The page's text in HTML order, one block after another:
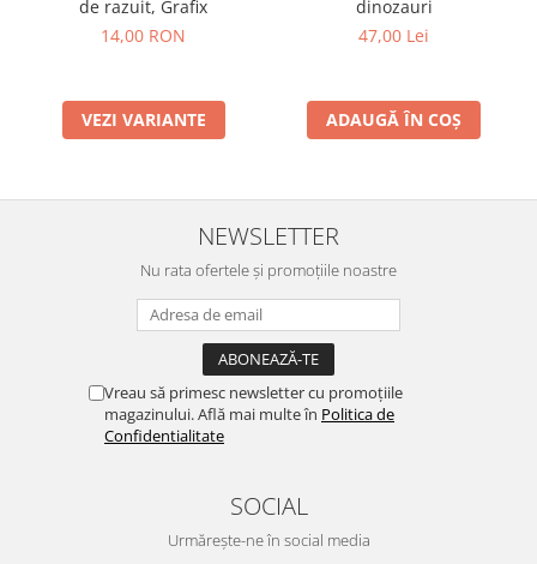
de razuit, Grafix
14,00 RON
VEZI VARIANTE
dinozauri
47,00 Lei
ADAUGĂ ÎN COȘ
NEWSLETTER
Nu rata ofertele și promoțiile noastre
Vreau să primesc newsletter cu promoțiile
magazinului. Află mai multe în Politica de
Confidentialitate
SOCIAL
Urmărește-ne în social media